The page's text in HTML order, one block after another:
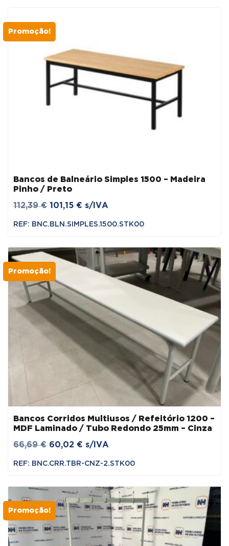
Promoção!
Bancos de Balneário Simples 1500 – Madeira
Pinho / Preto
112,39€ O
112,39 €.
101,15 € O
101,15 €.
s/IVA
REF: BNC.BLN.SIMPLES.1500.STK00
Promoção!
Bancos Corridos Multiusos / Refeitório 1200 –
MDF Laminado / Tubo Redondo 25mm – Cinza
66,69€ O
66,69 €.
60,02 € O
60,02 €.
s/IVA
REF: BNC.CRR.TBR-CNZ-2.STK00
Promoção!